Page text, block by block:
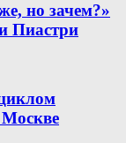
но зачем?»
Пиастри